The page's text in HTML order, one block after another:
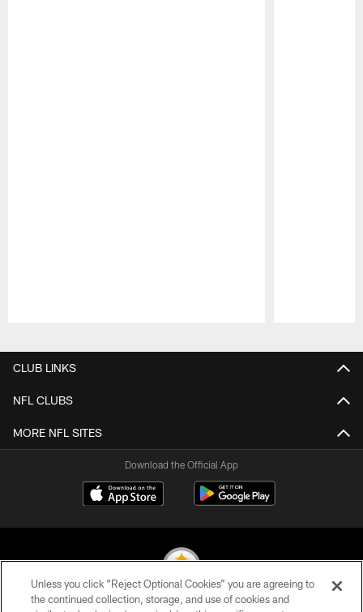
CLUB LINKS
NFL CLUBS
MORE NFL SITES
Download the Official App
Unless you click “Reject Optional Cookies” you are agreeing to
the continued collection, storage, and use of cookies and